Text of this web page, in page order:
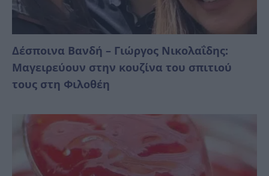
Δέσποινα Βανδή – Γιώργος Νικολαΐδης:
Μαγειρεύουν στην κουζίνα του σπιτιού
τους στη Φιλοθέη